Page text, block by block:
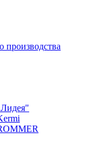
производства